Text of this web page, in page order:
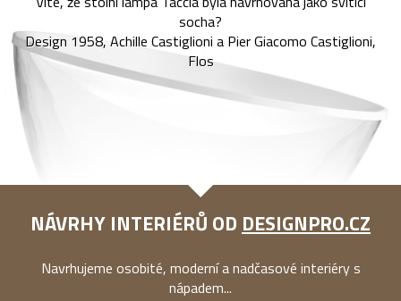
socha?
Design 1958, Achille Castiglioni a Pier Giacomo Castiglioni,
Flos
NÁVRHY INTERIÉRŮ OD DESIGNPRO.CZ
Navrhujeme osobité, moderní a nadčasové interiéry s
nápadem...